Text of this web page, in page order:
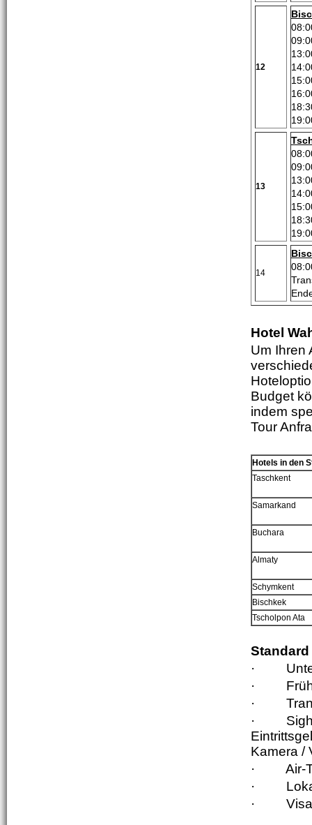
12
13
14
Hotel
Um Ihren
Budget
indem
Tour
Hotels in den
Taschkent
Samarkand
Buchara
Almaty
Schymkent
Bischkek
Tscholpon Ata
·
·
·
·
Kamera /
·
Air-
·
·